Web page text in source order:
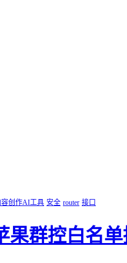
容创作AI工具 安全 router 接口
果群控白名